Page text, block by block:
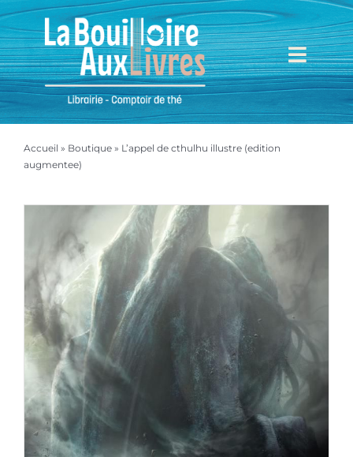
Passer
au
contenu
Accueil
Mieux nous connaître
Boutique
Mon compte
Mon panier
Accueil » Boutique» L’appel de cthulhu illustre (edition
augmentee)